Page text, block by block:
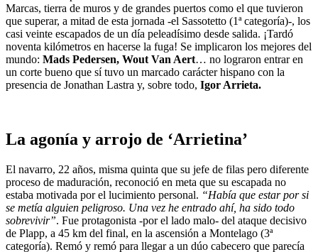
Marcas, tierra de muros y de grandes puertos como el que tuvieron
que superar, a mitad de esta jornada -el Sassotetto (1ª categoría)-, los
casi veinte escapados de un día peleadísimo desde salida. ¡Tardó
noventa kilómetros en hacerse la fuga! Se implicaron los mejores del
mundo: Mads Pedersen, Wout Van Aert… no lograron entrar en
un corte bueno que sí tuvo un marcado carácter hispano con la
presencia de Jonathan Lastra y, sobre todo, Igor Arrieta.
La agonía y arrojo de ‘Arrietina’
El navarro, 22 años, misma quinta que su jefe de filas pero diferente
proceso de maduración, reconoció en meta que su escapada no
estaba motivada por el lucimiento personal. “Había que estar por si
se metía alguien peligroso. Una vez he entrado ahí, ha sido todo
sobrevivir”. Fue protagonista -por el lado malo- del ataque decisivo
de Plapp, a 45 km del final, en la ascensión a Montelago (3ª
categoría). Remó y remó para llegar a un dúo cabecero que parecía